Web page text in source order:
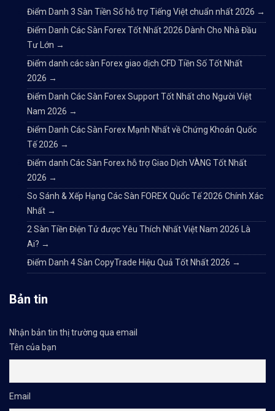
Điểm Danh 3 Sàn Tiền Số hỗ trợ Tiếng Việt chuẩn nhất 2026 →
Điểm Danh Các Sàn Forex Tốt Nhất 2026 Dành Cho Nhà Đầu
Tư Lớn →
Điểm danh các sàn Forex giao dịch CFD Tiền Số Tốt Nhất
2026 →
Điểm Danh Các Sàn Forex Support Tốt Nhất cho Người Việt
Nam 2026 →
Điểm Danh Các Sàn Forex Mạnh Nhất về Chứng Khoán Quốc
Tế 2026 →
Điểm danh Các Sàn Forex hỗ trợ Giao Dịch VÀNG Tốt Nhất
2026 →
So Sánh & Xếp Hạng Các Sàn FOREX Quốc Tế 2026 Chính Xác
Nhất →
2 Sàn Tiền Điện Tử được Yêu Thích Nhất Việt Nam 2026 Là
Ai? →
Điểm Danh 4 Sàn CopyTrade Hiệu Quả Tốt Nhất 2026 →
Bản tin
Nhận bản tin thị trường qua email
Tên của bạn
Email